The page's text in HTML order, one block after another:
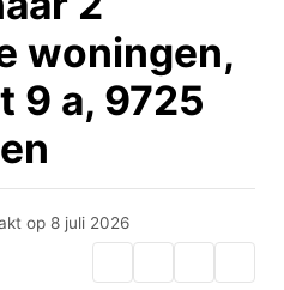
woningen,
9 a, 9725
op 8 juli 2026